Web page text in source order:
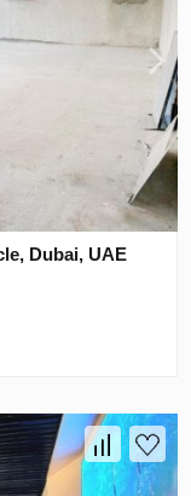
Dubai, UAE